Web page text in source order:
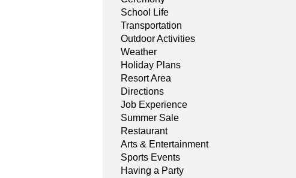
School Life
Transportation
Outdoor Activities
Weather
Holiday Plans
Resort Area
Directions
Job Experience
Summer Sale
Restaurant
Arts & Entertainment
Sports Events
Having a Party